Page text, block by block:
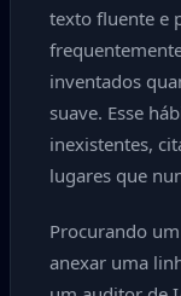
texto fluente e
inventados
suave. Esse
inexistentes,
lugares que
Procurando
anexar uma